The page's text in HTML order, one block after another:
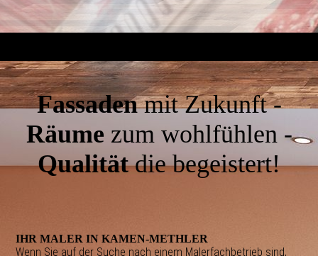
Fassaden mit Zukunft -
Räume zum wohlfühlen -
Qualitätdie begeistert!
IHR MALER IN KAMEN-METHLER
Wenn Sie auf der Suche nach einem Malerfachbetrieb sind,